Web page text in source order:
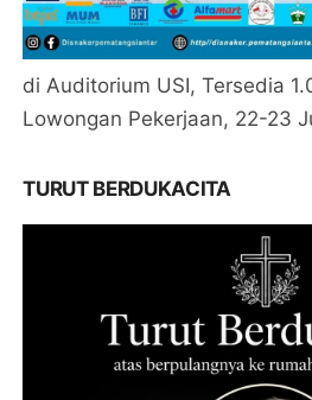
di Auditorium USI, Tersedia
Lowongan Pekerjaan, 22-23
TURUT BERDUKACITA